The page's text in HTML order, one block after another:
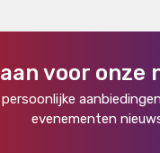
voor
evenementen